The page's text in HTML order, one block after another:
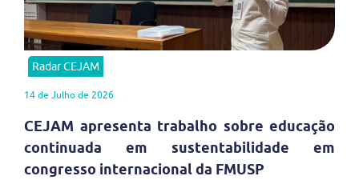
Radar CEJAM
14 de Julho de 2026
CEJAM apresenta trabalho sobre educação
continuada em sustentabilidade em
congresso internacional da FMUSP